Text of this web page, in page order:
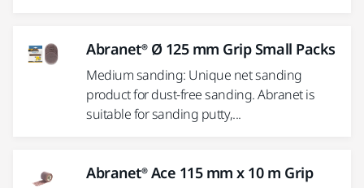
Abranet® Ø 125 mm Grip Small Packs
Medium sanding: Unique net sanding
product for dust-free sanding. Abranet is
suitable for sanding putty,...
Abranet® Ace 115 mm x 10 m Grip